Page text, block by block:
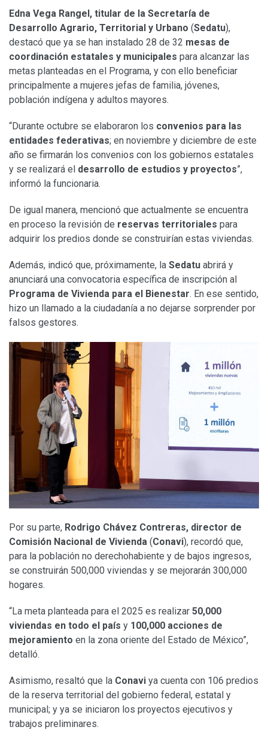
Edna Vega Rangel, titular de la Secretaría de
Desarrollo Agrario, Territorial y Urbano (Sedatu),
destacó que ya se han instalado 28 de 32 mesas de
coordinación estatales y municipales para alcanzar las
metas planteadas en el Programa, y con ello beneficiar
principalmente a mujeres jefas de familia, jóvenes,
población indígena y adultos mayores.
“Durante octubre se elaboraron los convenios para las
entidades federativas; en noviembre y diciembre de este
año se firmarán los convenios con los gobiernos estatales
y se realizará el desarrollo de estudios y proyectos”,
informó la funcionaria.
De igual manera, mencionó que actualmente se encuentra
en proceso la revisión de reservas territoriales para
adquirir los predios donde se construirían estas viviendas.
Además, indicó que, próximamente, la Sedatu abrirá y
anunciará una convocatoria específica de inscripción al
Programa de Vivienda para el Bienestar. En ese sentido,
hizo un llamado a la ciudadanía a no dejarse sorprender por
falsos gestores.
Por su parte, Rodrigo Chávez Contreras, director de
Comisión Nacional de Vivienda (Conavi), recordó que,
para la población no derechohabiente y de bajos ingresos,
se construirán 500,000 viviendas y se mejorarán 300,000
hogares.
“La meta planteada para el 2025 es realizar 50,000
viviendas en todo el país y 100,000 acciones de
mejoramiento en la zona oriente del Estado de México”,
detalló.
Asimismo, resaltó que la Conavi ya cuenta con 106 predios
de la reserva territorial del gobierno federal, estatal y
municipal; y ya se iniciaron los proyectos ejecutivos y
trabajos preliminares.